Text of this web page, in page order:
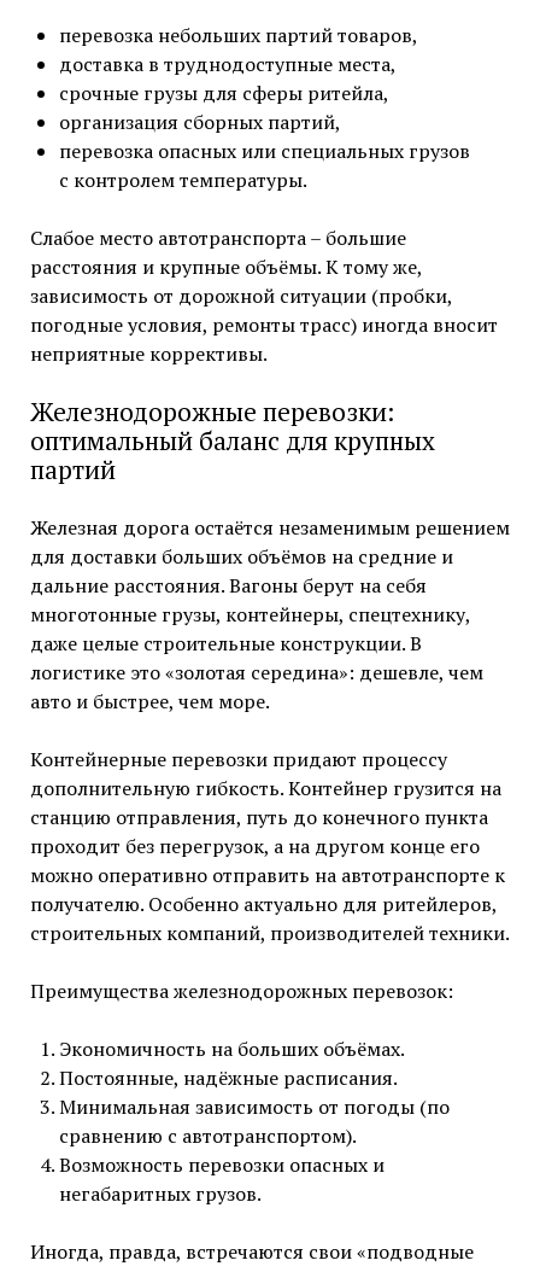
перевозка небольших партий товаров,
доставка в труднодоступные места,
срочные грузы для сферы ритейла,
организация сборных партий,
перевозка опасных или специальных грузов
с контролем температуры.
Слабое место автотранспорта – большие
расстояния и крупные объёмы. К тому же,
зависимость от дорожной ситуации (пробки,
погодные условия, ремонты трасс) иногда вносит
неприятные коррективы.
Железнодорожные перевозки:
оптимальный баланс для крупных
партий
Железная дорога остаётся незаменимым решением
для доставки больших объёмов на средние и
дальние расстояния. Вагоны берут на себя
многотонные грузы, контейнеры, спецтехнику,
даже целые строительные конструкции. В
логистике это «золотая середина»: дешевле, чем
авто и быстрее, чем море.
Контейнерные перевозки придают процессу
дополнительную гибкость. Контейнер грузится на
станцию отправления, путь до конечного пункта
проходит без перегрузок, а на другом конце его
можно оперативно отправить на автотранспорте к
получателю. Особенно актуально для ритейлеров,
строительных компаний, производителей техники.
Преимущества железнодорожных перевозок:
Экономичность на больших объёмах.
Постоянные, надёжные расписания.
Минимальная зависимость от погоды (по
сравнению с автотранспортом).
Возможность перевозки опасных и
негабаритных грузов.
Иногда, правда, встречаются свои «подводные